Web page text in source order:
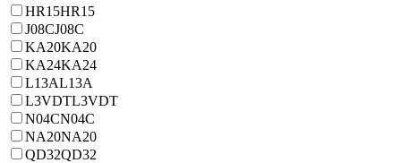
HR15HR15
J08CJ08C
KA20KA20
KA24KA24
L13AL13A
L3VDTL3VDT
N04CN04C
NA20NA20
QD32QD32